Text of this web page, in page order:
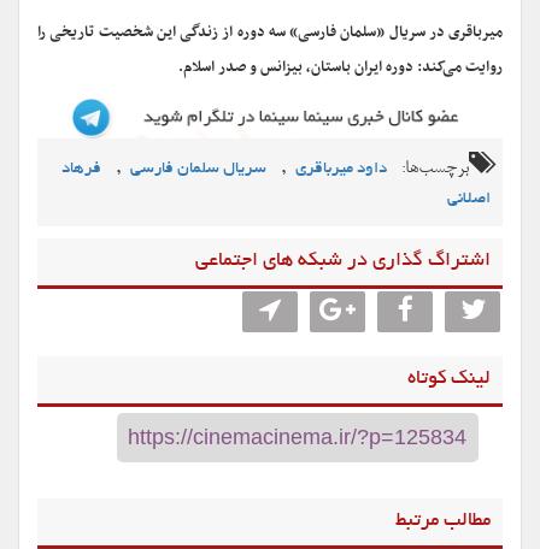
میرباقری در سریال «سلمان فارسی» سه دوره از زندگی این شخصیت تاریخی را
روایت می‌کند: دوره ایران باستان، بیزانس و صدر اسلام.
برچسب‌ها: داود میرباقری , سریال سلمان فارسی ,
فرهاد
اصلانی
اشتراگ گذاری در شبکه های اجتماعی
لینک کوتاه
مطالب مرتبط